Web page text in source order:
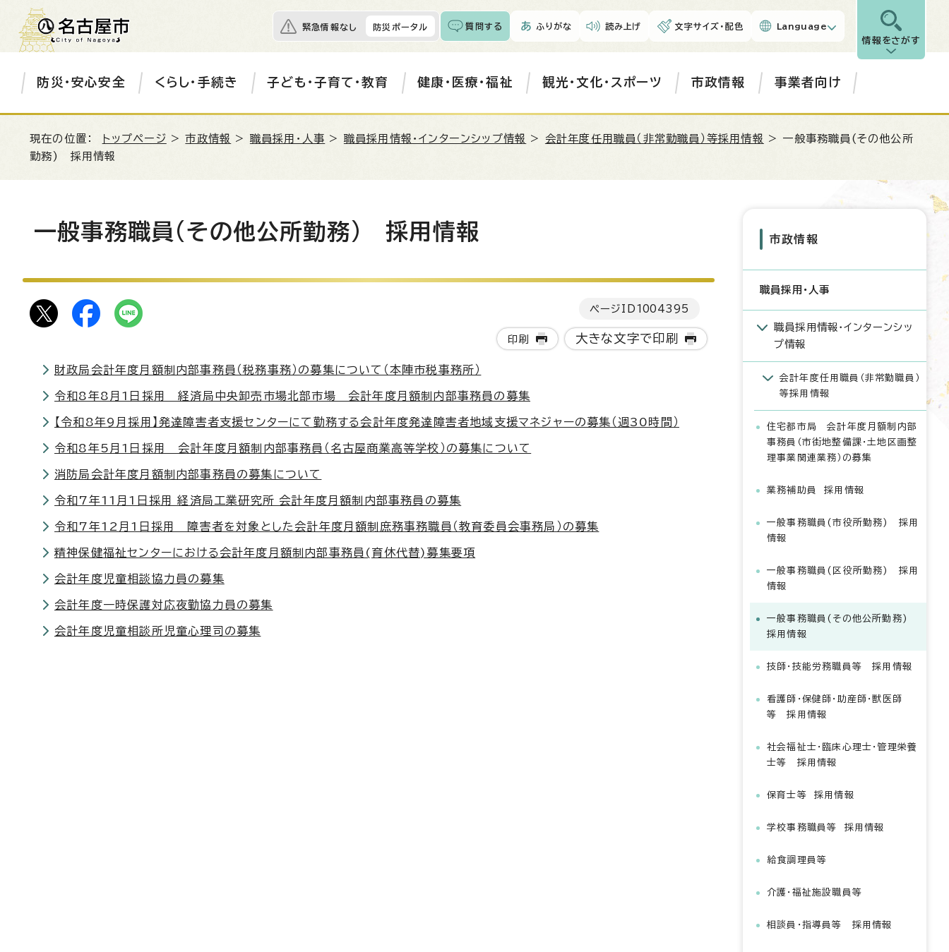
緊急情報なし 防災ポータル 質問する ふりがな 読み上げ 文字サイズ・配色 Language
情報をさがす
防災・安心安全 くらし・手続き 子ども・子育て・教育 健康・医療・福祉 観光・文化・スポーツ 市政情報 事業者向け
現在の位置： トップページ >市政情報 > 職員採用・人事 > 職員採用情報・インターンシップ情報 > 会計年度任用職員（非常勤職員）等採用情報 > 一般事務職員(その他公所
勤務) 採用情報
一般事務職員(その他公所勤務) 採用情報
ページID 1004395
印刷 大きな文字で印刷
財政局会計年度月額制内部事務員（税務事務）の募集について（本陣市税事務所）
令和8年8月1日採用 経済局中央卸売市場北部市場 会計年度月額制内部事務員の募集
【令和8年9月採用】発達障害者支援センターにて勤務する会計年度発達障害者地域支援マネジャーの募集（週30時間）
令和8年5月1日採用 会計年度月額制内部事務員（名古屋商業高等学校）の募集について
消防局会計年度月額制内部事務員の募集について
令和7年11月1日採用 経済局工業研究所 会計年度月額制内部事務員の募集
令和7年12月1日採用 障害者を対象とした会計年度月額制庶務事務職員（教育委員会事務局）の募集
精神保健福祉センターにおける会計年度月額制内部事務員(育休代替)募集要項
会計年度児童相談協力員の募集
会計年度一時保護対応夜勤協力員の募集
会計年度児童相談所児童心理司の募集
市政情報
職員採用・人事
職員採用情報・インターンシッ
プ情報
会計年度任用職員（非常勤職員）
等採用情報
住宅都市局 会計年度月額制内部
事務員（市街地整備課・土地区画整
理事業関連業務）の募集
業務補助員 採用情報
一般事務職員(市役所勤務) 採用
情報
一般事務職員(区役所勤務) 採用
情報
一般事務職員(その他公所勤務)
採用情報
技師・技能労務職員等 採用情報
看護師・保健師・助産師・獣医師
等 採用情報
社会福祉士・臨床心理士・管理栄養
士等 採用情報
保育士等 採用情報
学校事務職員等 採用情報
給食調理員等
介護・福祉施設職員等
相談員・指導員等 採用情報